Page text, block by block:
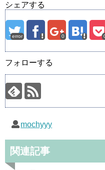
シェアする
error 0
フォローする
mochyyy
関連記事